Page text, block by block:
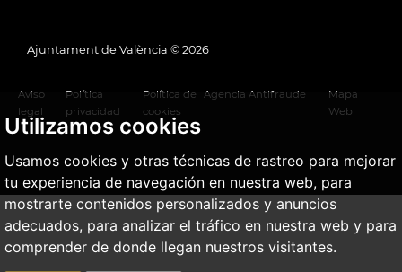
Utilizamos cookies
Usamos cookies y otras técnicas de rastreo para mejorar
tu experiencia de navegación en nuestra web, para
mostrarte contenidos personalizados y anuncios
adecuados, para analizar el tráfico en nuestra web y para
comprender de donde llegan nuestros visitantes.
Ajuntament de València © 2026
Aviso
legal
Política
privacidad
Política de
cookies
Agencia Antifraude
Mapa
Web